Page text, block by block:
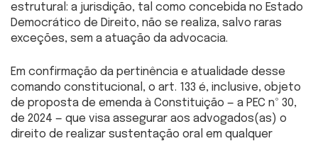
estrutural: a jurisdição, tal como concebida no Estado
Democrático de Direito, não se realiza, salvo raras
exceções, sem a atuação da advocacia.
Em confirmação da pertinência e atualidade desse
comando constitucional, o art. 133 é, inclusive, objeto
de proposta de emenda à Constituição — a PEC nº 30,
de 2024 — que visa assegurar aos advogados(as) o
direito de realizar sustentação oral em qualquer